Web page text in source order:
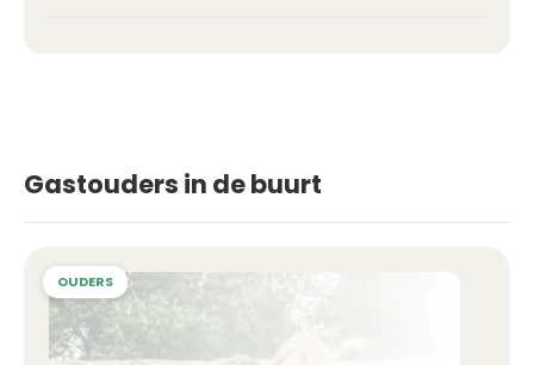
Gastouders in de buurt